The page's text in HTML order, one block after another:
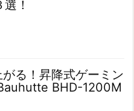
！
る！昇降式ゲーミン
BHD-1200M